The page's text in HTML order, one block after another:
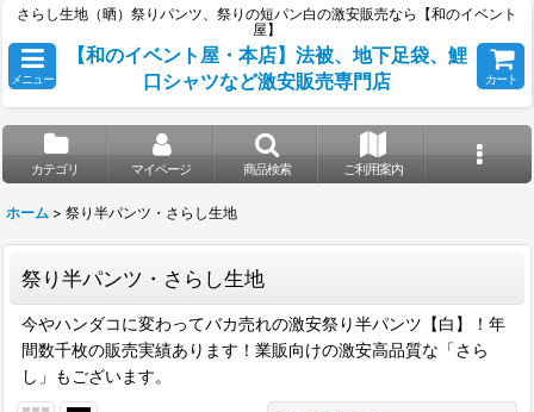
さらし生地（晒）祭りパンツ、祭りの短パン白の激安販売なら【和のイベント
屋】
メニュー
【和のイベント屋・本店】法被、地下足袋、鯉
口シャツなど激安販売専門店
カート
カテゴリ マイページ 商品検索 ご利用案内
ホーム > 祭り半パンツ・さらし生地
祭り半パンツ・さらし生地
今やハンダコに変わってバカ売れの激安祭り半パンツ【白】！年
間数千枚の販売実績あります！業販向けの激安高品質な「さら
し」もございます。